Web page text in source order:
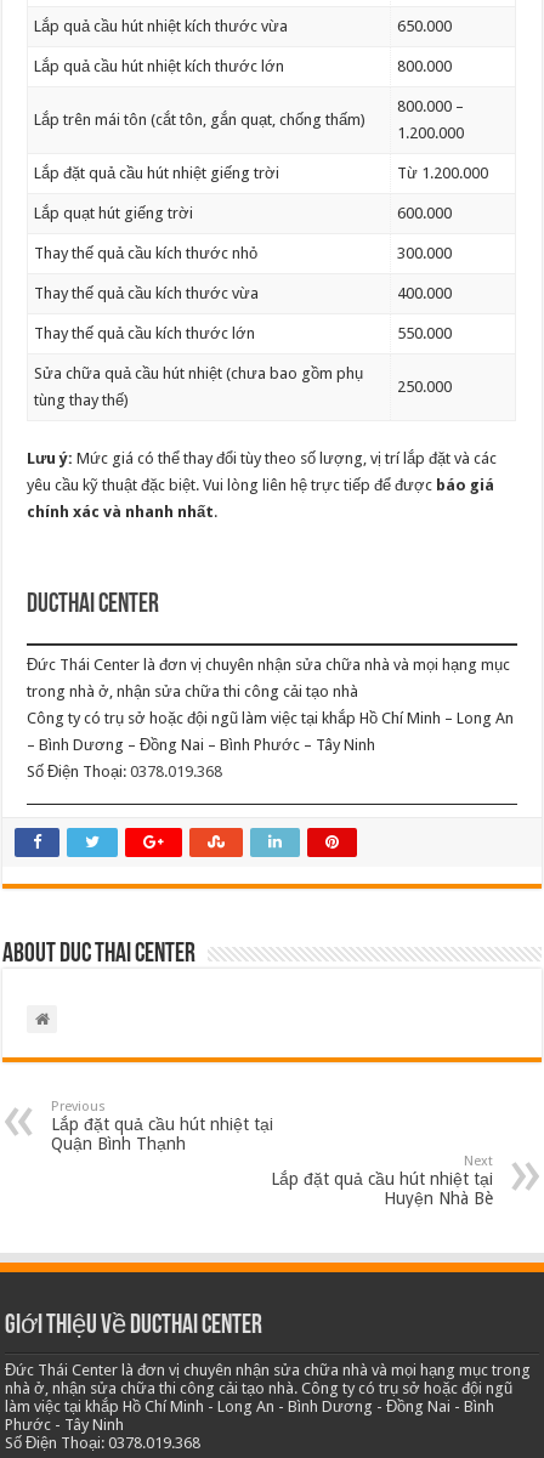
Lắp quả cầu hút nhiệt kích thước vừa 650.000
Lắp quả cầu hút nhiệt kích thước lớn 800.000
Lắp trên mái tôn (cắt tôn, gắn quạt, chống thấm)
800.000 –
1.200.000
Lắp đặt quả cầu hút nhiệt giếng trời Từ 1.200.000
Lắp quạt hút giếng trời 600.000
Thay thế quả cầu kích thước nhỏ 300.000
Thay thế quả cầu kích thước vừa 400.000
Thay thế quả cầu kích thước lớn 550.000
Sửa chữa quả cầu hút nhiệt (chưa bao gồm phụ
tùng thay thế)
250.000
Lưu ý: Mức giá có thể thay đổi tùy theo số lượng, vị trí lắp đặt và các
yêu cầu kỹ thuật đặc biệt. Vui lòng liên hệ trực tiếp để được báo giá
chính xác và nhanh nhất.
Ducthai Center
Đức Thái Center là đơn vị chuyên nhận sửa chữa nhà và mọi hạng mục
trong nhà ở, nhận sửa chữa thi công cải tạo nhà
Công ty có trụ sở hoặc đội ngũ làm việc tại khắp Hồ Chí Minh – Long An
– Bình Dương – Đồng Nai – Bình Phước – Tây Ninh
Số Điện Thoại:0378.019.368
About Duc Thai Center
Previous
Lắp đặt quả cầu hút nhiệt tại
Quận Bình Thạnh
Next
Lắp đặt quả cầu hút nhiệt tại
Huyện Nhà Bè
Giới thiệu về Ducthai Center
Đức Thái Center là đơn vị chuyên nhận sửa chữa nhà và mọi hạng mục trong
nhà ở, nhận sửa chữa thi công cải tạo nhà. Công ty có trụ sở hoặc đội ngũ
làm việc tại khắp Hồ Chí Minh - Long An - Bình Dương - Đồng Nai - Bình
Phước - Tây Ninh
Số Điện Thoại: 0378.019.368